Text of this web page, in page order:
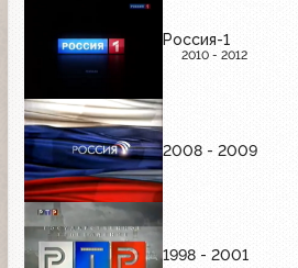
Россия-1
2010 - 2012
2008 - 2009
1998 - 2001